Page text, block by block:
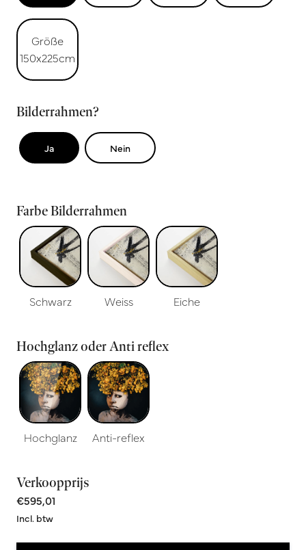
Größe
150x225cm
Bilderrahmen?
Ja Nein
Farbe Bilderrahmen
Schwarz Weiss Eiche
Hochglanz oder Anti reflex
Hochglanz Anti-reflex
Verkoopprijs
€595,01
Incl. btw